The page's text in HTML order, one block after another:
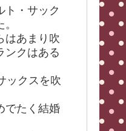
ト・サック
はあまり吹
ンクはある
ックスを吹
でたく結婚